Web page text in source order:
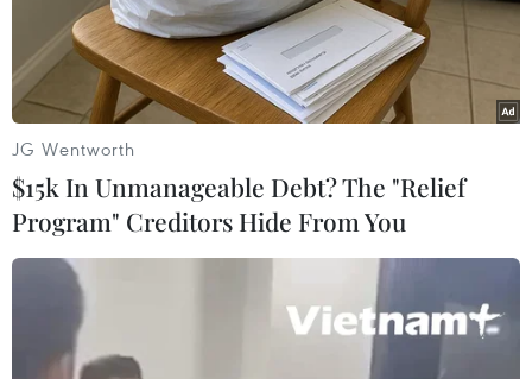
cấp Syria và Thổ Nhĩ Kỳ đã có cuộc đàm phán ba bên
tại Moskva ngày 28/12, thảo luận về cuộc khủng hoảng
tại Syria.
JG Wentworth
$15k In Unmanageable Debt? The "Relief
Program" Creditors Hide From You